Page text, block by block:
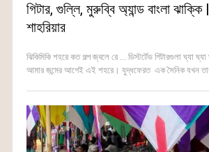
গিটার, গুল্লি, মুরুব্বি অ্যান্ড বাংলা
শাহরিয়ার
ঝিকিমিকি শহরে কত গল্প জ্বলে রে ... ডিস্টর্টেড গিটারগুলা ঘ্যা
আমার জন্মের আগেই এই শহরে। যুদ্ধফেরত এক সৈনিক যখন